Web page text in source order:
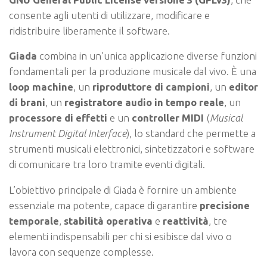
consente agli utenti di utilizzare, modificare e
ridistribuire liberamente il software.
Giada combina in un’unica applicazione diverse funzioni
fondamentali per la produzione musicale dal vivo. È una
loop machine, un riproduttore di campioni, un editor
di brani, un registratore audio in tempo reale, un
processore di effetti e un controller MIDI (Musical
Instrument Digital Interface), lo standard che permette a
strumenti musicali elettronici, sintetizzatori e software
di comunicare tra loro tramite eventi digitali.
L’obiettivo principale di Giada è fornire un ambiente
essenziale ma potente, capace di garantire precisione
temporale, stabilità operativa e reattività, tre
elementi indispensabili per chi si esibisce dal vivo o
lavora con sequenze complesse.